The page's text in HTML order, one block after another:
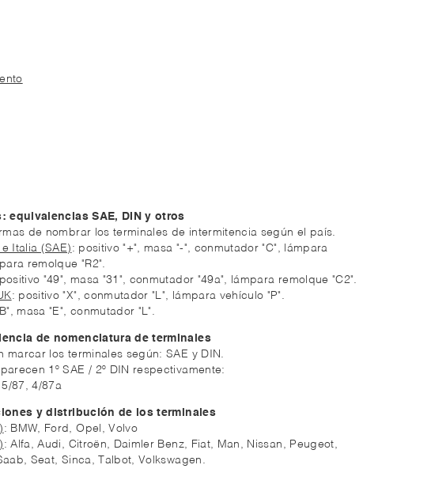
equivalencias SAE, DIN y otros
de nombrar los terminales de intermitencia según el país.
Italia (SAE) : positivo "+", masa "-", conmutador "C", lámpara
remolque "R2".
"49", masa "31", conmutador "49a", lámpara remolque "C2".
: positivo "X", conmutador "L", lámpara vehículo "P".
masa "E", conmutador "L".
de nomenclatura de terminales
marcar los terminales según: SAE y DIN.
1º SAE / 2º DIN respectivamente:
87, 4/87a
y distribución de los terminales
: BMW, Ford, Opel, Volvo
: Alfa, Audi, Citroën, Daimler Benz, Fiat, Man, Nissan, Peugeot,
Seat, Sinca, Talbot, Volkswagen.